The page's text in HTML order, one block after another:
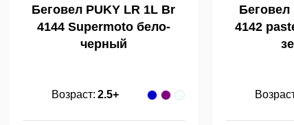
Беговел PUKY LR 1L Br
4144 Supermoto бело-
черный
Возраст: 2.5+
4142